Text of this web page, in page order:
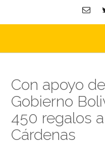
Con apoyo
Gobierno
450 regalos
Cárdenas